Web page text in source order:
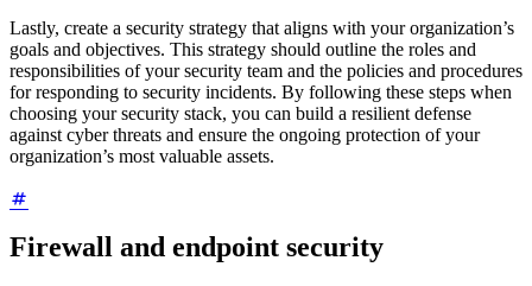
Lastly, create a security strategy that aligns with your organization’s
goals and objectives. This strategy should outline the roles and
responsibilities of your security team and the policies and procedures
for responding to security incidents. By following these steps when
choosing your security stack, you can build a resilient defense
against cyber threats and ensure the ongoing protection of your
organization’s most valuable assets.
Firewall and endpoint security